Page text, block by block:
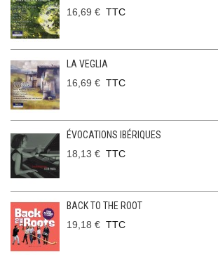
16,69 € TTC
LA VEGLIA
16,69 € TTC
ÉVOCATIONS IBÉRIQUES
18,13 € TTC
BACK TO THE ROOT
19,18 € TTC